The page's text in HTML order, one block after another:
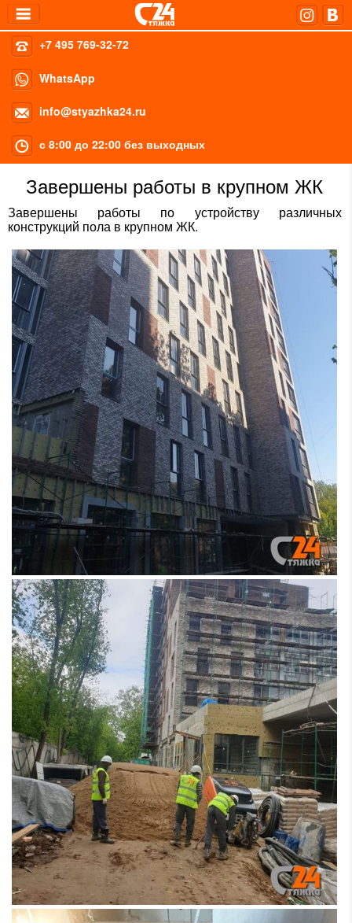
+7 495 769-32-72
WhatsApp
info@styazhka24.ru
с 8:00 до 22:00 без выходных
Завершены работы в крупном ЖК
Завершены работы по устройству различных
конструкций пола в крупном ЖК.